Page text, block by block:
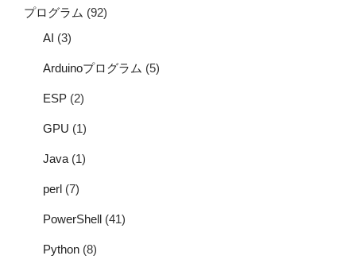
プログラム (92)
AI (3)
Arduinoプログラム (5)
ESP (2)
GPU (1)
Java (1)
perl (7)
PowerShell (41)
Python (8)